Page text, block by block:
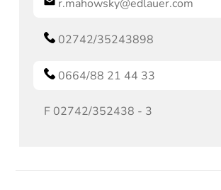
r.mahowsky@edlauer.com
02742/35243898
0664/88 21 44 33
F 02742/352438 - 3